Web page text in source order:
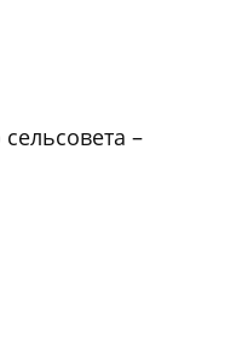
–